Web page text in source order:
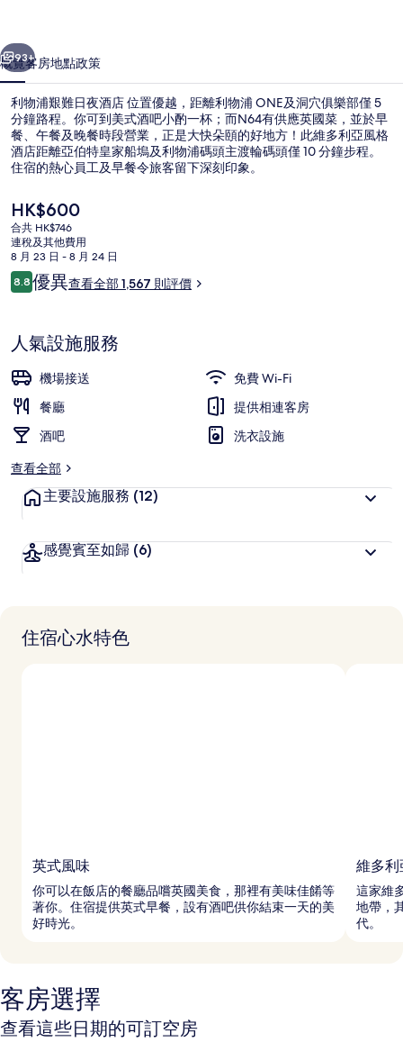
酒
店
相
片
集
個 下一個
93+
概覽客房地點政策
利物浦艱難日夜酒店 位置優越，距離利物浦 ONE及洞穴俱樂部僅 5
分鐘路程。你可到美式酒吧小酌一杯；而N64有供應英國菜，並於早
餐、午餐及晚餐時段營業，正是大快朵頤的好地方！此維多利亞風格
酒店距離亞伯特皇家船塢及利物浦碼頭主渡輪碼頭僅 10 分鐘步程。
住宿的熱心員工及早餐令旅客留下深刻印象。
現
價
HK$600
HK$600
合共 HK$746
連稅及其他費用
8 月 23 日 - 8 月 24 日
評
價
8.88.8 分，滿分 10 分，
優異查看全部 1,567 則評價
人氣設施服務
機場接送
免費 Wi-Fi
餐廳
提供相連客房
酒吧
洗衣設施
查看全部
主要設施服務 (12)
感覺賓至如歸 (6)
住宿心水特色
英式風味
你可以在飯店的餐廳品嚐英國美食，那裡有美味佳餚等
著你。住宿提供英式早餐，設有酒吧供你結束一天的美
好時光。
維多利
這家維
地帶，
代。
客房選擇
查看這些日期的可訂空房